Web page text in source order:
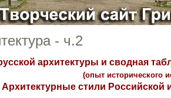
- ч.2
архитектуры и сводная
(опыт исторического
Архитектурные стили Российской